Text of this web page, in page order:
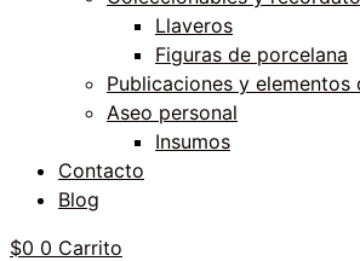
Llaveros
Figuras de porcelana
Publicaciones y elementos
Aseo personal
Insumos
Contacto
Blog
$0 0 Carrito